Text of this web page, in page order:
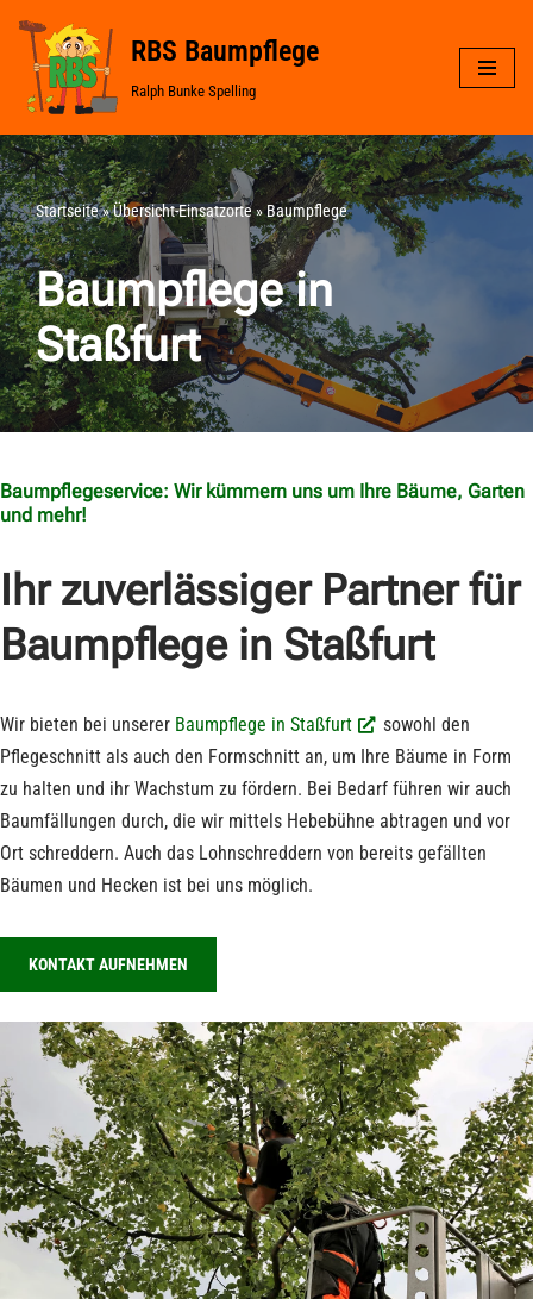
Zum
Inhalt
springen
RBS Baumpflege
Ralph Bunke Spelling
Startseite»Übersicht-Einsatzorte»Baumpflege
Baumpflege in
Staßfurt
Baumpflegeservice: Wir kümmern uns um Ihre Bäume, Garten
und mehr!
Ihr zuverlässiger Partner für
Baumpflege in Staßfurt
Wir bieten bei unserer Baumpflege in Staßfurt
sowohl den
Pflegeschnitt als auch den Formschnitt an, um Ihre Bäume in Form
zu halten und ihr Wachstum zu fördern. Bei Bedarf führen wir auch
Baumfällungen durch, die wir mittels Hebebühne abtragen und vor
Ort schreddern. Auch das Lohnschreddern von bereits gefällten
Bäumen und Hecken ist bei uns möglich.
KONTAKT AUFNEHMEN